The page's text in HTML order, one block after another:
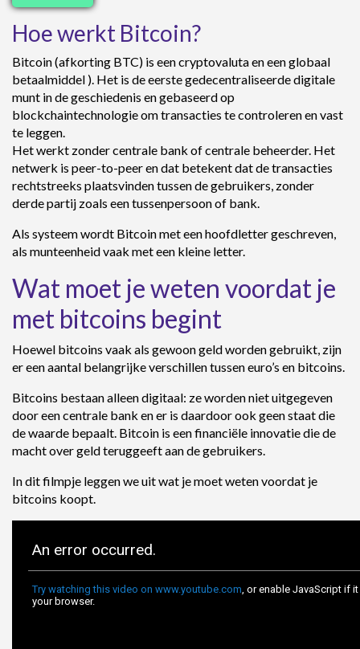
Hoe werkt Bitcoin?
Bitcoin (afkorting BTC) is een cryptovaluta en een globaal
betaalmiddel ). Het is de eerste gedecentraliseerde digitale
munt in de geschiedenis en gebaseerd op
blockchaintechnologie om transacties te controleren en vast
te leggen.
Het werkt zonder centrale bank of centrale beheerder. Het
netwerk is peer-to-peer en dat betekent dat de transacties
rechtstreeks plaatsvinden tussen de gebruikers, zonder
derde partij zoals een tussenpersoon of bank.
Als systeem wordt Bitcoin met een hoofdletter geschreven,
als munteenheid vaak met een kleine letter.
Wat moet je weten voordat je
met bitcoins begint
Hoewel bitcoins vaak als gewoon geld worden gebruikt, zijn
er een aantal belangrijke verschillen tussen euro’s en bitcoins.
Bitcoins bestaan alleen digitaal: ze worden niet uitgegeven
door een centrale bank en er is daardoor ook geen staat die
de waarde bepaalt. Bitcoin is een financiële innovatie die de
macht over geld teruggeeft aan de gebruikers.
In dit filmpje leggen we uit wat je moet weten voordat je
bitcoins koopt.